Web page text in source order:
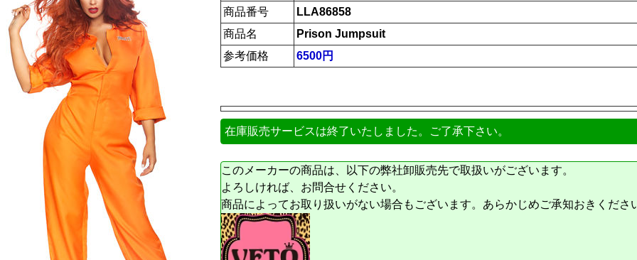
商品番号
LLA86858
商品名
Prison Jumpsuit
参考価格
6500円
在庫販売サービスは終了いたしました。ご了承下さい。
このメーカーの商品は、以下の弊社卸販売先で取扱いがございます。
よろしければ、お問合せください。
商品によってお取り扱いがない場合もございます。あらかじめご承知おきくださ